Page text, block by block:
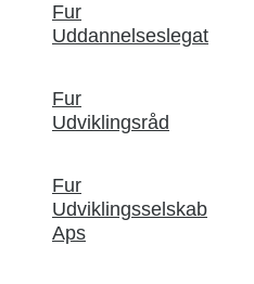
Fur
Uddannelseslegat
Fur
Udviklingsråd
Fur
Udviklingsselskab
Aps